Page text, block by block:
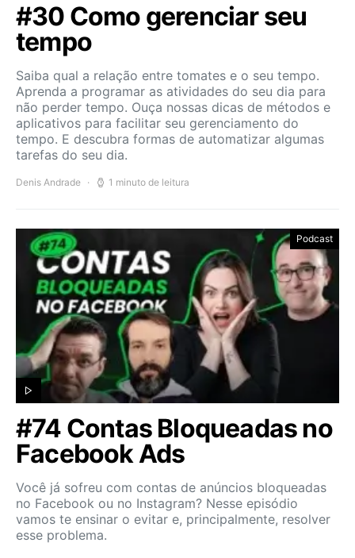
#30 Como gerenciar seu
tempo
Saiba qual a relação entre tomates e o seu tempo.
Aprenda a programar as atividades do seu dia para
não perder tempo. Ouça nossas dicas de métodos e
aplicativos para facilitar seu gerenciamento do
tempo. E descubra formas de automatizar algumas
tarefas do seu dia.
Denis Andrade 1 minuto de leitura
Podcast
#74 Contas Bloqueadas no
Facebook Ads
Você já sofreu com contas de anúncios bloqueadas
no Facebook ou no Instagram? Nesse episódio
vamos te ensinar o evitar e, principalmente, resolver
esse problema.